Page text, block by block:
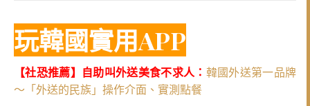
玩韓國實用APP
【社恐推薦】自助叫外送美食不求人： 韓國外送第一品牌
～「外送的民族」操作介面、實測點餐